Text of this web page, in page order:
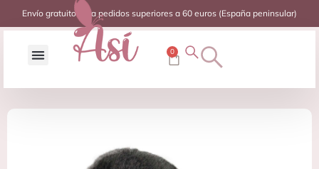
Envío gratuito para pedidos superiores a 60 euros (España peninsular)
0